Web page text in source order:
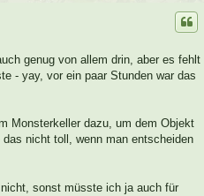
genug von allem drin, aber es fehlt
- yay, vor ein paar Stunden war das
Monsterkeller dazu, um dem Objekt
nicht toll, wenn man entscheiden
sonst müsste ich ja auch für